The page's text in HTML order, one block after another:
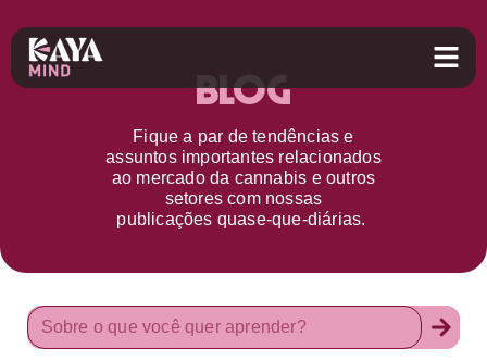
Blog
Fique a par detendências e
assuntos importantes relacionados
ao mercado da cannabis e outros
setorescom nossas
publicações quase-que-diárias.